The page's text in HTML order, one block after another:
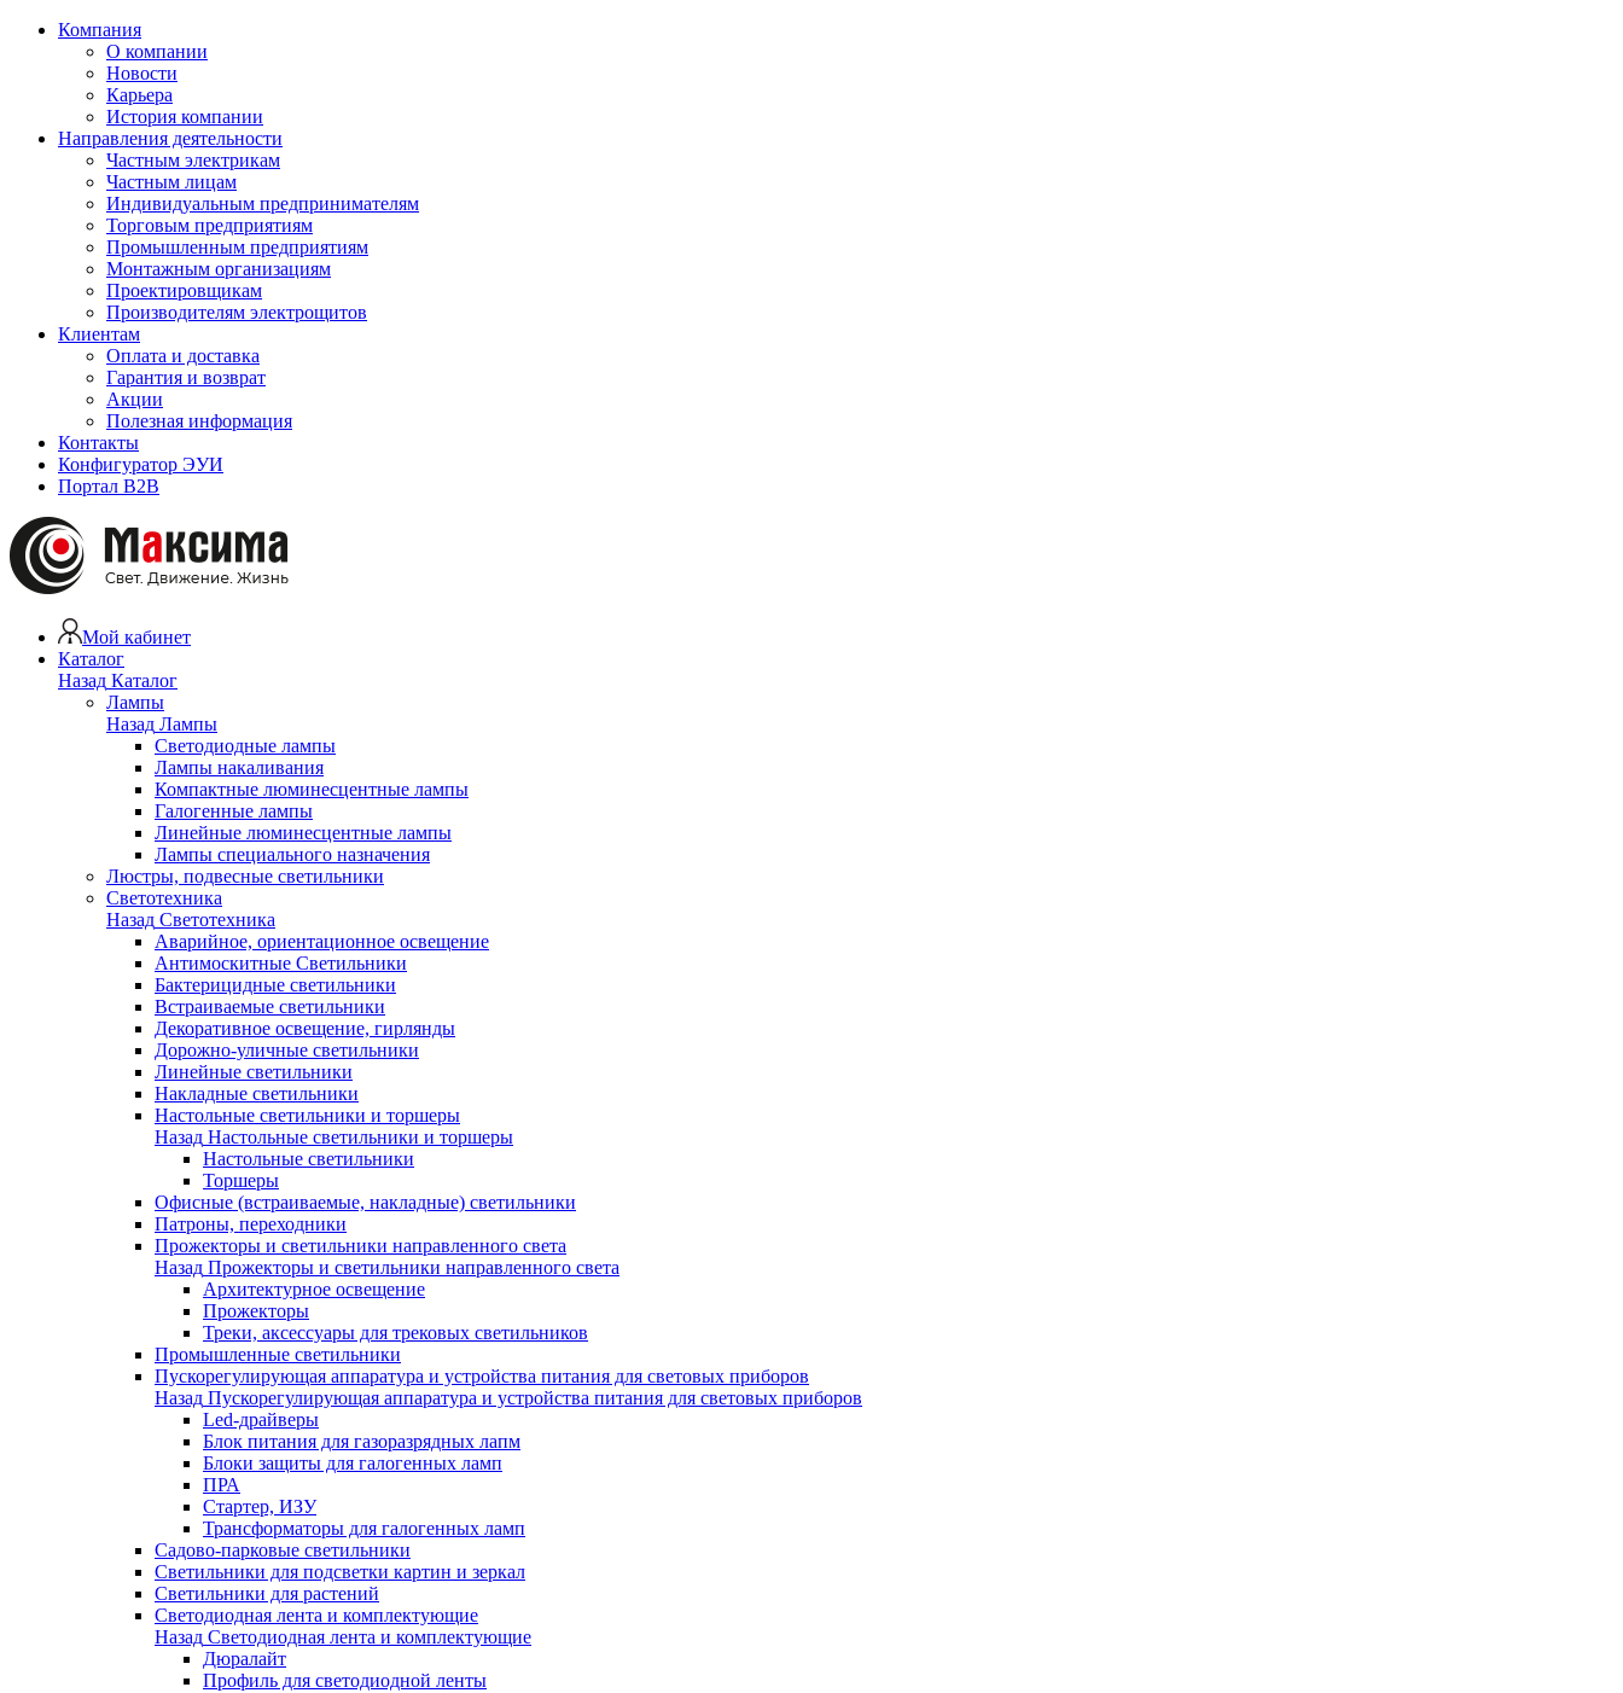
Компания
О компании
Новости
Карьера
История компании
Направления деятельности
Частным электрикам
Частным лицам
Индивидуальным предпринимателям
Торговым предприятиям
Промышленным предприятиям
Монтажным организациям
Проектировщикам
Производителям электрощитов
Клиентам
Оплата и доставка
Гарантия и возврат
Акции
Полезная информация
Контакты
Конфигуратор ЭУИ
Портал B2B
Мой кабинет
Каталог
Назад Каталог
Лампы
Назад Лампы
Светодиодные лампы
Лампы накаливания
Компактные люминесцентные лампы
Галогенные лампы
Линейные люминесцентные лампы
Лампы специального назначения
Люстры, подвесные светильники
Светотехника
Назад Светотехника
Аварийное, ориентационное освещение
Антимоскитные Светильники
Бактерицидные светильники
Встраиваемые светильники
Декоративное освещение, гирлянды
Дорожно-уличные светильники
Линейные светильники
Накладные светильники
Настольные светильники и торшеры
Назад Настольные светильники и торшеры
Настольные светильники
Торшеры
Офисные (встраиваемые, накладные) светильники
Патроны, переходники
Прожекторы и светильники направленного света
Назад Прожекторы и светильники направленного света
Архитектурное освещение
Прожекторы
Треки, аксессуары для трековых светильников
Промышленные светильники
Пускорегулирующая аппаратура и устройства питания для световых приборов
Назад Пускорегулирующая аппаратура и устройства питания для световых приборов
Led-драйверы
Блок питания для газоразрядных лапм
Блоки защиты для галогенных ламп
ПРА
Стартер, ИЗУ
Трансформаторы для галогенных ламп
Садово-парковые светильники
Светильники для подсветки картин и зеркал
Светильники для растений
Светодиодная лента и комплектующие
Назад Светодиодная лента и комплектующие
Дюралайт
Профиль для светодиодной ленты